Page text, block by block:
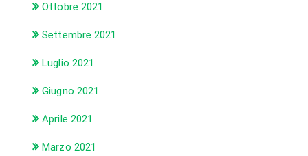
Ottobre 2021
Settembre 2021
Luglio 2021
Giugno 2021
Aprile 2021
Marzo 2021